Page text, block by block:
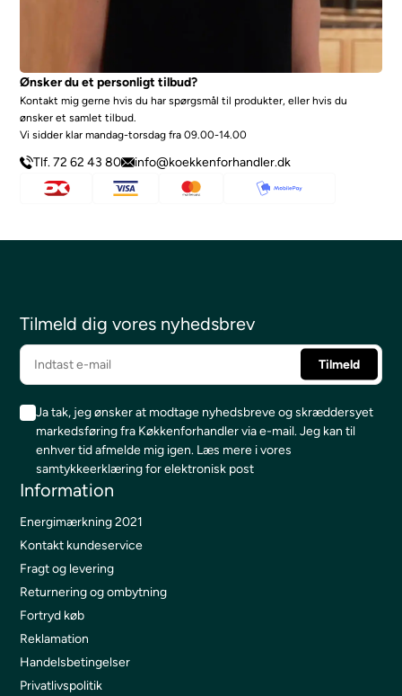
Ønsker du et personligt tilbud?
Kontakt mig gerne hvis du har spørgsmål til produkter, eller hvis du
ønsker et samlet tilbud.
Vi sidder klar mandag-torsdag fra 09.00-14.00
Tlf. 72 62 43 80 info@koekkenforhandler.dk
Tilmeld dig vores nyhedsbrev
Ja tak, jeg ønsker at modtage nyhedsbreve og skræddersyet
markedsføring fra Køkkenforhandler via e-mail. Jeg kan til
enhver tid afmelde mig igen. Læs mere i vores
samtykkeerklæring for elektronisk post
Information
Energimærkning 2021
Kontakt kundeservice
Fragt og levering
Returnering og ombytning
Fortryd køb
Reklamation
Handelsbetingelser
Privatlivspolitik